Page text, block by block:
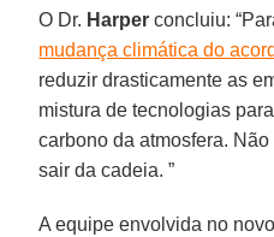
O Dr. Harper concluiu:
mudança climática do
reduzir drasticamente as
mistura de tecnologias
carbono da atmosfera.
sair da cadeia. ”
A equipe envolvida no